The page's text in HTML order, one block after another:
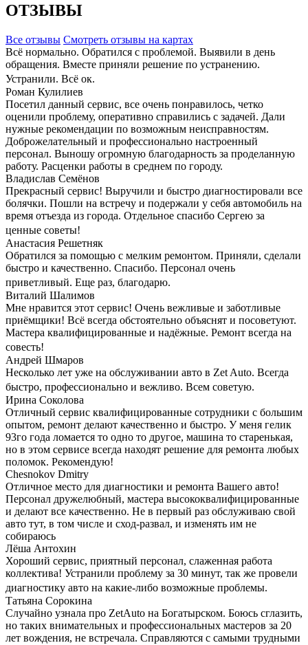
ОТЗЫВЫ
Все отзывы Cмотреть отзывы на картах
Всё нормально. Обратился с проблемой. Выявили в день
обращения. Вместе приняли решение по устранению.
Устранили. Всё ок.
Роман Кулилиев
Посетил данный сервис, все очень понравилось, четко
оценили проблему, оперативно справились с задачей. Дали
нужные рекомендации по возможным неисправностям.
Доброжелательный и профессионально настроенный
персонал. Выношу огромную благодарность за проделанную
работу. Расценки работы в среднем по городу.
Владислав Семёнов
Прекрасный сервис! Выручили и быстро диагностировали все
болячки. Пошли на встречу и подержали у себя автомобиль на
время отъезда из города. Отдельное спасибо Сергею за
ценные советы!
Анастасия Решетняк
Обратился за помощью с мелким ремонтом. Приняли, сделали
быстро и качественно. Спасибо. Персонал очень
приветливый. Еще раз, благодарю.
Виталий Шалимов
Мне нравится этот сервис! Очень вежливые и заботливые
приёмщики! Всё всегда обстоятельно объяснят и посоветуют.
Мастера квалифицированные и надёжные. Ремонт всегда на
совесть!
Андрей Шмаров
Несколько лет уже на обслуживании авто в Zet Auto. Всегда
быстро, профессионально и вежливо. Всем советую.
Ирина Соколова
Отличный сервис квалифицированные сотрудники с большим
опытом, ремонт делают качественно и быстро. У меня гелик
93го года ломается то одно то другое, машина то старенькая,
но в этом сервисе всегда находят решение для ремонта любых
поломок. Рекомендую!
Chesnokov Dmitry
Отличное место для диагностики и ремонта Вашего авто!
Персонал дружелюбный, мастера высококвалифицированные
и делают все качественно. Не в первый раз обслуживаю свой
авто тут, в том числе и сход-развал, и изменять им не
собираюсь
Лёша Антохин
Хороший сервис, приятный персонал, слаженная работа
коллектива! Устранили проблему за 30 минут, так же провели
диагностику авто на какие-либо возможные проблемы.
Татьяна Сорокина
Случайно узнала про ZetAuto на Богатырском. Боюсь сглазить,
но таких внимательных и профессиональных мастеров за 20
лет вождения, не встречала. Справляются с самыми трудными